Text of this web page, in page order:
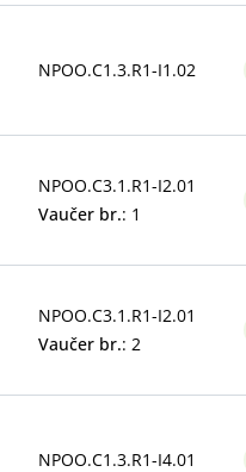
NPOO.C1.3.R1-I1.02
NPOO.C3.1.R1-I2.01
Vaučer br.: 1
NPOO.C3.1.R1-I2.01
Vaučer br.: 2
NPOO.C1.3.R1-I4.01